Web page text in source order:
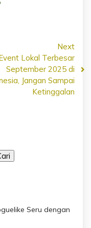
Next
Lokal Terbesar
September 2025 di
Jangan Sampai
Ketinggalan
Seru dengan